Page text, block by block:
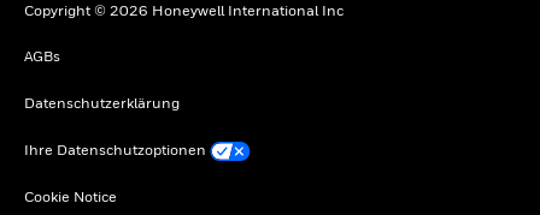
Copyright © 2026 Honeywell International Inc
AGBs
Datenschutzerklärung
Ihre Datenschutzoptionen
Cookie Notice